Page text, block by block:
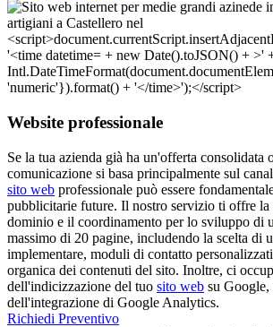
Website professionale
Se la tua azienda già ha un'offerta consolidata
comunicazione si basa principalmente sul
sito web professionale può essere
pubblicitarie future. Il nostro servizio ti offre la
dominio e il coordinamento per lo sviluppo di
massimo di 20 pagine, includendo la scelta di
implementare, moduli di contatto
organica dei contenuti del sito. Inoltre, ci
dell'indicizzazione del tuo sito web su Google,
dell'integrazione di Google Analytics.
Richiedi Preventivo